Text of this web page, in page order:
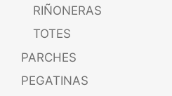
RIÑONERAS
TOTES
PARCHES
PEGATINAS